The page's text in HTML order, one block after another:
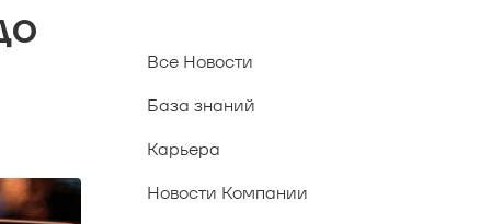
Все Новости
База знаний
Карьера
Новости Компании